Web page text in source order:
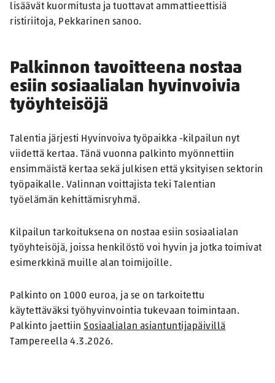
lisäävät kuormitusta ja tuottavat ammattieettisiä
ristiriitoja, Pekkarinen sanoo.
Palkinnon tavoitteena nostaa
esiin sosiaalialan hyvinvoivia
työyhteisöjä
Talentia järjesti Hyvinvoiva työpaikka -kilpailun nyt
viidettä kertaa. Tänä vuonna palkinto myönnettiin
ensimmäistä kertaa sekä julkisen että yksityisen sektorin
työpaikalle. Valinnan voittajista teki Talentian
työelämän kehittämisryhmä.
Kilpailun tarkoituksena on nostaa esiin sosiaalialan
työyhteisöjä, joissa henkilöstö voi hyvin ja jotka toimivat
esimerkkinä muille alan toimijoille.
Palkinto on 1000 euroa, ja se on tarkoitettu
käytettäväksi työhyvinvointia tukevaan toimintaan.
Palkinto jaettiin Sosiaalialan asiantuntijapäivillä
Tampereella 4.3.2026.